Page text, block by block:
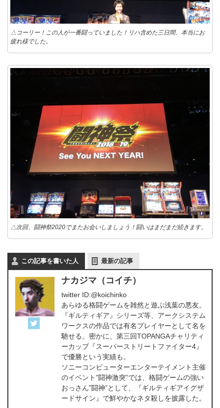
△コーリー！この人が一番闘っていました！リハ含めた三日間、本当にお
疲れ様でした。
△次回、闘神祭2020でまたお会いしましょう！闘いはまだまだ続きます。
この記事を書いた人 最新の記事
ナカジマ（コイチ）
twitter ID:@koichinko
あらゆる格闘ゲームを雑然と遊ぶ浅葉の悪友。
『ギルティギア』シリーズ等、アークシステム
ワークスの作品では有名プレイヤーとして名を
馳せる。密かに、第三回TOPANGAチャリティ
ーカップ『スーパーストリートファイター4』
で優勝という実績も。
ソニーコンピューターエンターテイメント主催
のイベント”闘神激突”では、格闘ゲームの強い
おっさん”闘神”として、『ギルティギアイグザ
ードサイン』で鮮やかなネタ殺しを披露した。